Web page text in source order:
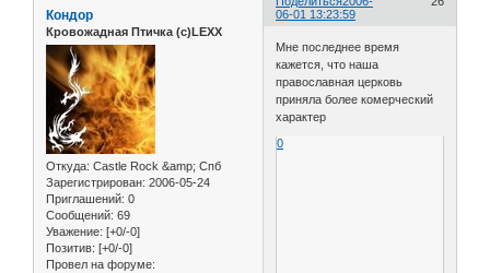
06-01 13:23:59
Кондор
Кровожадная Птичка (с)LEXX
Откуда: Castle Rock &amp; Спб
Зарегистрирован: 2006-05-24
Приглашений: 0
Сообщений: 69
Уважение: [+0/-0]
Позитив: [+0/-0]
Провел на форуме:
Мне последнее время
кажется, что наша
православная церковь
приняла более комерческий
характер
0